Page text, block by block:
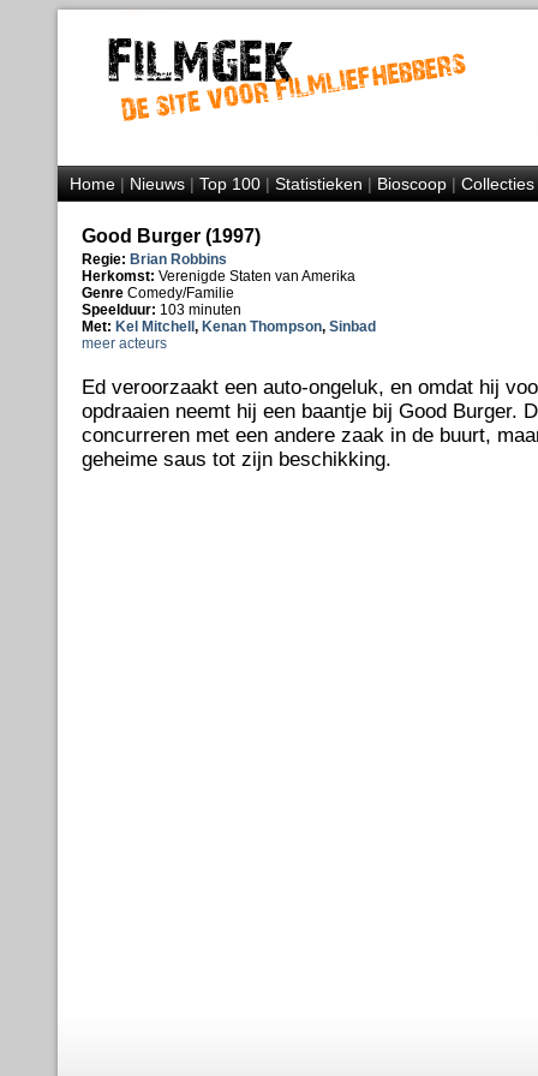
Home|Nieuws|Top 100|Statistieken|Bioscoop|Collecties
Good Burger (1997)
Regie: Brian Robbins
Herkomst: Verenigde Staten van Amerika
Genre Comedy/Familie
Speelduur: 103 minuten
Met: Kel Mitchell , Kenan Thompson, Sinbad
meer acteurs
Ed veroorzaakt een auto-ongeluk, en omdat hij
opdraaien neemt hij een baantje bij Good Burger.
concurreren met een andere zaak in de buurt,
geheime saus tot zijn beschikking.